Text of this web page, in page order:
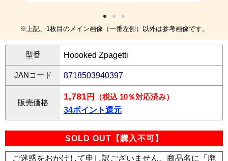
※上記、1枚目のメイン画像（一番左側）以外は参考画像です。
型番 Hoooked Zpagetti
JANコード 8718503940397
販売価格
1,781円
（税込 10％対応済み）
34ポイント還元
SOLD OUT【購入不可】
ご迷惑をおかけして申し訳ございません。商品名に「廃